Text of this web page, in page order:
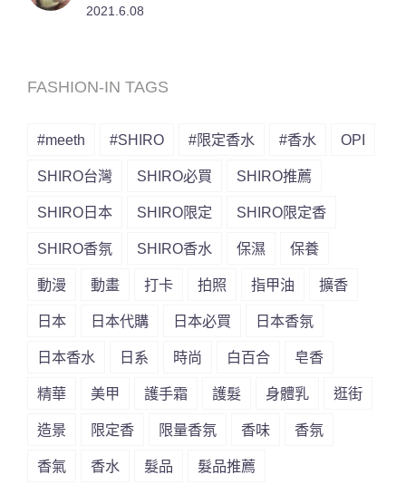
2021.6.08
FASHION-IN TAGS
#meeth #SHIRO #限定香水 #香水 OPI
SHIRO台灣 SHIRO必買 SHIRO推薦
SHIRO日本 SHIRO限定 SHIRO限定香
SHIRO香氛 SHIRO香水 保濕 保養
動漫 動畫 打卡 拍照 指甲油 擴香
日本 日本代購 日本必買 日本香氛
日本香水 日系 時尚 白百合 皂香
精華 美甲 護手霜 護髮 身體乳 逛街
造景 限定香 限量香氛 香味 香氛
香氣 香水 髮品 髮品推薦